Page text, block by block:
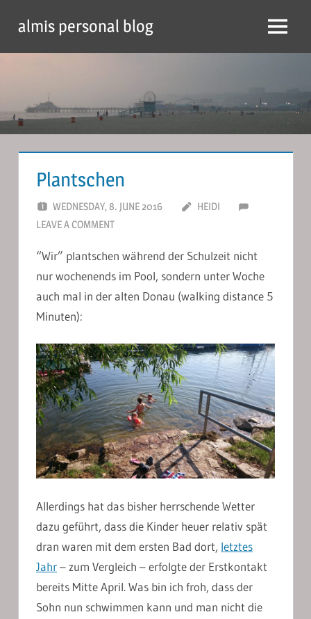
content
almis personal blog Menu
Plantschen
WEDNESDAY, 8. JUNE 2016
HEIDI
LEAVE A COMMENT
“Wir” plantschen während der Schulzeit nicht
nur wochenends im Pool, sondern unter Woche
auch mal in der alten Donau (walking distance 5
Minuten):
Allerdings hat das bisher herrschende Wetter
dazu geführt, dass die Kinder heuer relativ spät
dran waren mit dem ersten Bad dort, letztes
Jahr– zum Vergleich – erfolgte der Erstkontakt
bereits Mitte April. Was bin ich froh, dass der
Sohn nun schwimmen kann und man nicht die